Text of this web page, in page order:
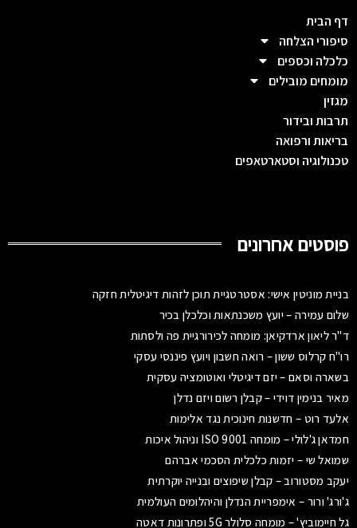
דף הבית
סיפורי הצלחה
כלכלה וכספים
מומחים מובילים
מגזין
תרבות ובידור
בריאות ורפואה
טכנולוגיה וסטארטאפים
פוסטים אחרונים
בניית מוניטין אישי: אסטרטגיית תוכן לזהות דיגיטלית חזקה
שלום עמירה – יועץ משכנתאות וכלכלן בכיר
ד"ר ליאון ארדקיאן: מומחה לכירורגיית פה ולסתות
רו"ח קרלוס ששון – רואה חשבון ויועץ פיננסי עסקי
בשארה וסאם – יזם דיגיטלי ואוטומציה עסקית
מאיר בנימין דוידי – קבלן רשום ויזם נדלן
אלעד רוט – חדשנות חינוכית נגד אלימות
חמדאן ג'לולי – מומחה ISO 9001 וניהול איכות
שמואל שי – יזמות כלכלית הסכמי אברהם
יעקב מסטורוב – קבלן שיפוצים ובנייה יוקרתית
ג'ורג' ורור – אימפריית הנדלן והיהלומים העולמית
גל חיימוביץ' – מומחה סלולר 5G ופתרונות דאטה